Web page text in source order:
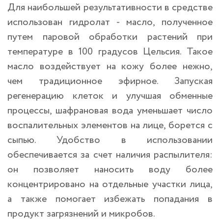
Для наибольшей результативности в средстве
использован гидролат - масло, полученное
путем паровой обработки растений при
температуре в 100 градусов Цельсия. Такое
масло воздействует на кожу более нежно,
чем традиционное эфирное. Запуская
регенерацию клеток и улучшая обменные
процессы, шафрановая вода уменьшает число
воспалительных элементов на лице, борется с
сыпью. Удобство в использовании
обеспечивается за счет наличия распылителя:
он позволяет наносить воду более
концентрировано на отдельные участки лица,
а также помогает избежать попадания в
продукт загрязнений и микробов.